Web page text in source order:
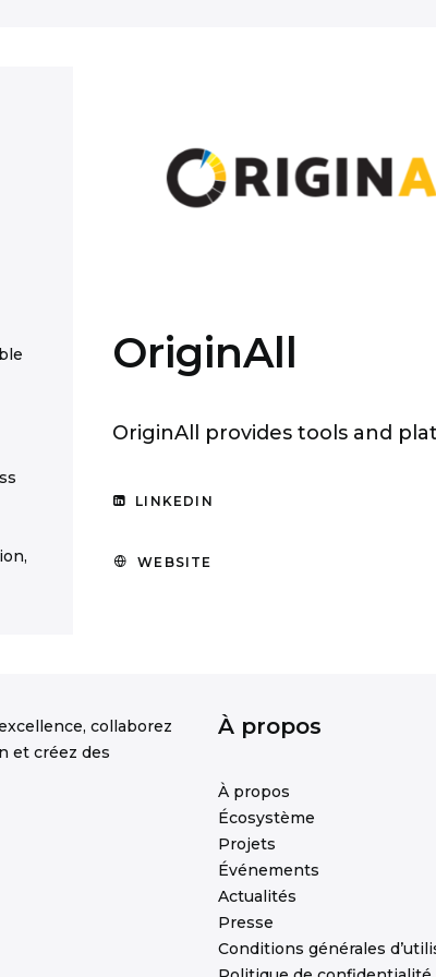
OriginAll
OriginAll provides tools and
LINKEDIN
WEBSITE
collaborez
et créez des
À propos
À propos
Écosystème
Projets
Événements
Actualités
Presse
Conditions générales